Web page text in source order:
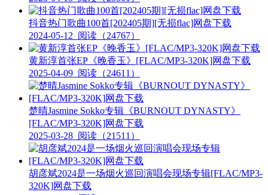
抖音热门歌曲100首[202405期][无损flac]网盘下载
2024-05-12 阅读（24767）
黄新淳首张EP《晚香玉》[FLAC/MP3-320K]网盘下载
2025-04-09 阅读（24611）
楚晴Jasmine Sokko专辑《BURNOUT DYNASTY》
[FLAC/MP3-320K]网盘下载
2025-03-28 阅读（21511）
胡彦斌2024是一场烟火巡回演唱会现场专辑[FLAC/MP3-
320K]网盘下载